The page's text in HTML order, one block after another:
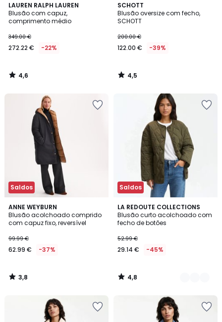
LAUREN RALPH LAUREN
Blusão com capuz,
comprimento médio
349.00 €
272.22 € -22%
4,6
/ 5
4,6
/
SCHOTT
Blusão oversize com fecho,
SCHOTT
200.00 €
122.00 € -39%
4,5
/ 5
4,5
/
Saldos
ANNE WEYBURN
Blusão acolchoado comprido
com capuz fixo, reversível
99.99 €
62.99 € -37%
3,8
/ 5
3,8
/
Saldos
LA REDOUTE COLLECTIONS
Blusão curto acolchoado com
fecho de botões
52.99 €
29.14 € -45%
4,8
/ 5
2
Cores
4,8
/